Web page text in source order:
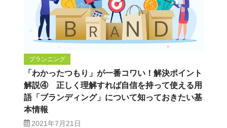
プランニング
「わかったつもり」が一番コワい！解決ポイント
解説④ 正しく理解すれば自信を持って使える用
語「ブランディング」について知っておきたい基
本情報
2021年7月21日